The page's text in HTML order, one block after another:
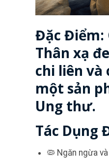
Đặc Điểm:
Thân xạ
chi liên và
một sản
Ung thư.
Tác Dụng
🦠 Ngăn ngừa